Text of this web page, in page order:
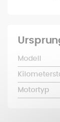
Modell
Motortyp